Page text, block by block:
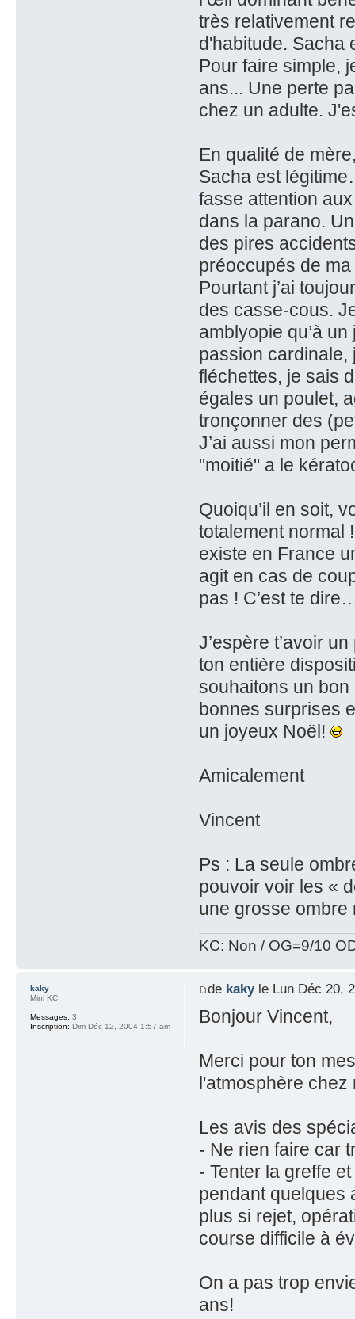
très relativement
d'habitude. Sacha
Pour faire simple,
ans... Une perte
chez un adulte.
En qualité de
Sacha est
fasse attention
dans la parano.
des pires
préoccupés de
Pourtant j’ai
des casse-cous.
amblyopie qu’à
passion cardinale,
fléchettes, je sais
égales un poulet,
tronçonner des
J’ai aussi mon
"moitié" a le
Quoiqu’il en soit,
totalement normal
existe en France
agit en cas de
pas ! C’est te
J’espère t’avoir
ton entière
souhaitons un
bonnes surprises
un joyeux Noël!
Amicalement
Vincent
Ps : La seule
pouvoir voir les «
une grosse
KC: Non / OG=9/10
de kakyle Lun Déc 20,
Bonjour Vincent,
Merci pour ton
l'atmosphère chez
Les avis des
- Ne rien faire car
- Tenter la greffe
pendant quelques
plus si rejet,
course difficile à
On a pas trop
ans!
kaky
Mini KC
Messages: 3
Inscription: Dim Déc 12, 2004 1:57 am